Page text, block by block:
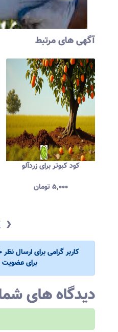
آگهی های مرتبط
کود کبوتر برای زردآلو
۵,۰۰۰ تومان
›
کاربر گرامی برای ارسال
برای عضویت
دیدگاه های